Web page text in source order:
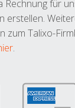
Rechnung für
erstellen.
zum Talixo-
.